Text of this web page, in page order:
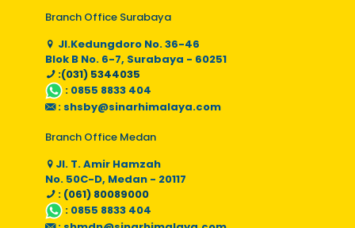
Branch Office Surabaya
Jl.Kedungdoro No. 36-46
Blok B No. 6-7, Surabaya - 60251
:(031) 5344035
: 0855 8833 404
: shsby@sinarhimalaya.com
Branch Office Medan
Jl. T. Amir Hamzah
No. 50C-D, Medan - 20117
: (061) 80089000
: 0855 8833 404